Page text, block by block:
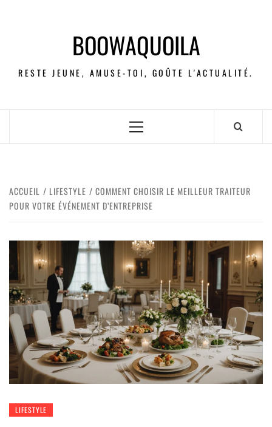
BOOWAQUOILA
RESTE JEUNE, AMUSE-TOI, GOÛTE L'ACTUALITÉ.
ACCUEIL LIFESTYLE
COMMENT CHOISIR LE MEILLEUR TRAITEUR
POUR VOTRE ÉVÉNEMENT D’ENTREPRISE
LIFESTYLE